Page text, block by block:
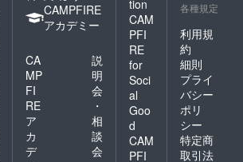
CAMPFIRE
アカデミー
CA
MP
FI
RE
ア
カ
デ
説
明
会
・
相
談
会
tion
CAM
PFI
RE
for
Soci
al
Goo
d
CAM
PFI
各種規定
利用規
約
細則
プライ
バシー
ポリ
シー
特定商
取引法